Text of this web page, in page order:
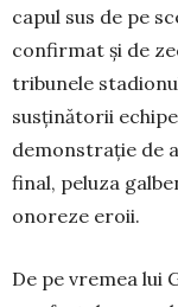
capul sus de pe
confirmat și de
tribunele
susținătorii
demon­strație de
final, peluza
onoreze eroii.
De pe vremea lui